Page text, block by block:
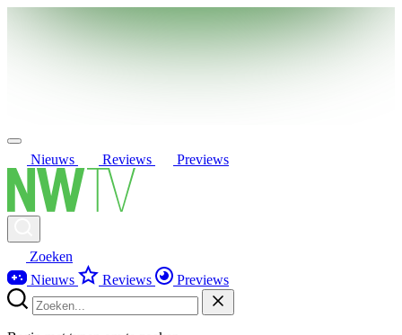
Nieuws Reviews Previews
Zoeken
Nieuws
Reviews Previews